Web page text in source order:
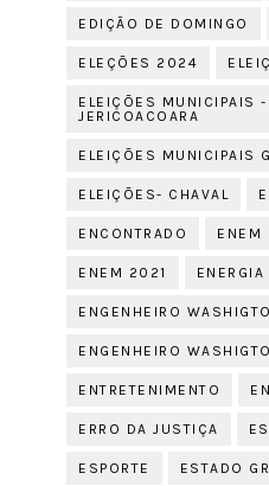
EDIÇÃO DE DOMINGO
ELEÇÕES 2024
ELEIÇÕES MUNICIPAIS
JERICOACOARA
ELEIÇÕES MUNICIPAIS
ELEIÇÕES- CHAVAL
ENCONTRADO ENEM
ENEM 2021
ENGENHEIRO
ENGENHEIRO
ENTRETENIMENTO
ERRO DA JUSTIÇA
ESPORTE ESTADO